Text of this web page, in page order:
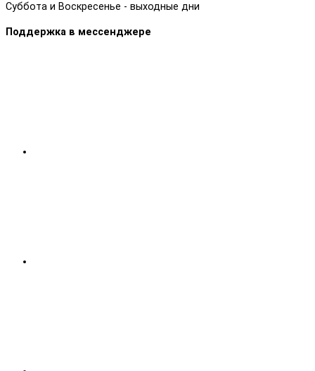
Суббота и Воскресенье - выходные дни
Поддержка в мессенджере